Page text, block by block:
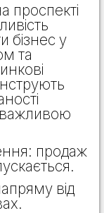
проспекті
бізнес у
та
важливою
продаж
від